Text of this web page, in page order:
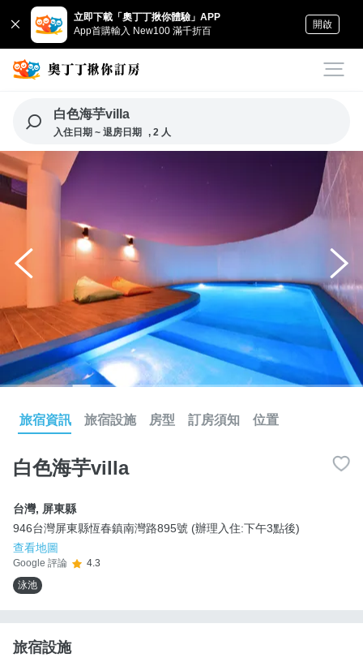
立即下載「奧丁丁揪你體驗」APP
App首購輸入 New100 滿千折百
開啟
白色海芋villa
入住日期 ~ 退房日期 , 2 人
旅宿資訊 旅宿設施 房型 訂房須知 位置
白色海芋villa
台灣, 屏東縣
946台灣屏東縣恆春鎮南灣路895號 (辦理入住:下午3點後)
查看地圖
Google 評論
4.3
泳池
旅宿設施